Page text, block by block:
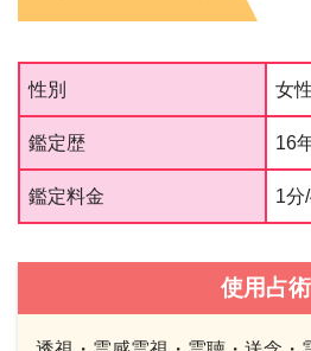
性別 女性
鑑定歴 16
鑑定料金 1分
使用占術